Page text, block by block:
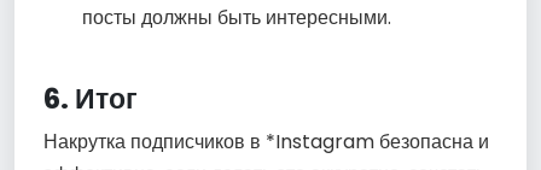
посты должны быть интересными.
6. Итог
Накрутка подписчиков в *Instagram безопасна и